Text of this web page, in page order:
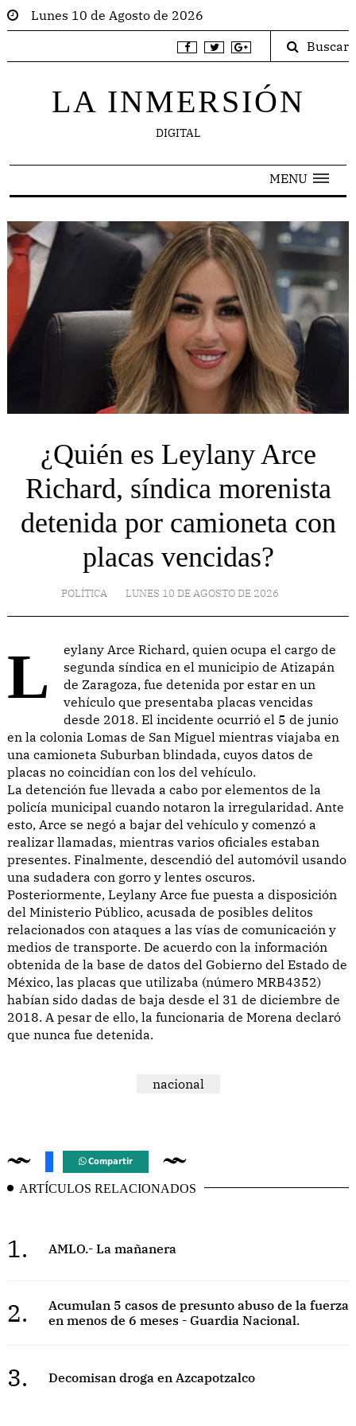
Lunes 10 de Agosto de 2026
Buscar
LA INMERSIÓN
DIGITAL
MENU
¿Quién es Leylany Arce
Richard, síndica morenista
detenida por camioneta con
placas vencidas?
POLÍTICA LUNES 10 DE AGOSTO DE 2026
Leylany Arce Richard, quien ocupa el cargo de
segunda síndica en el municipio de Atizapán
de Zaragoza, fue detenida por estar en un
vehículo que presentaba placas vencidas
desde 2018. El incidente ocurrió el 5 de junio
en la colonia Lomas de San Miguel mientras viajaba en
una camioneta Suburban blindada, cuyos datos de
placas no coincidían con los del vehículo.
La detención fue llevada a cabo por elementos de la
policía municipal cuando notaron la irregularidad. Ante
esto, Arce se negó a bajar del vehículo y comenzó a
realizar llamadas, mientras varios oficiales estaban
presentes. Finalmente, descendió del automóvil usando
una sudadera con gorro y lentes oscuros.
Posteriormente, Leylany Arce fue puesta a disposición
del Ministerio Público, acusada de posibles delitos
relacionados con ataques a las vías de comunicación y
medios de transporte. De acuerdo con la información
obtenida de la base de datos del Gobierno del Estado de
México, las placas que utilizaba (número MRB4352)
habían sido dadas de baja desde el 31 de diciembre de
2018. A pesar de ello, la funcionaria de Morena declaró
que nunca fue detenida.
nacional
Compartir
ARTÍCULOS RELACIONADOS
1. AMLO.- La mañanera
2.
Acumulan 5 casos de presunto abuso de la fuerza
en menos de 6 meses - Guardia Nacional.
3. Decomisan droga en Azcapotzalco